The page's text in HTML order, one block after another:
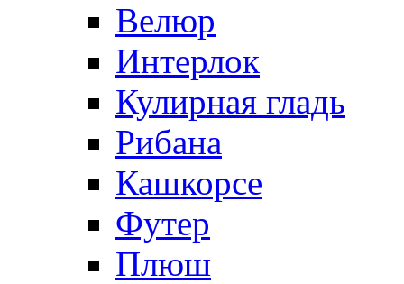
Велюр
Интерлок
Кулирная гладь
Рибана
Кашкорсе
Футер
Плюш